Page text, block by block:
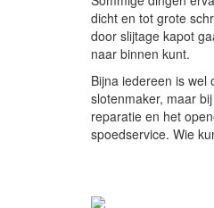
dicht en tot grote
door slijtage kapot
naar binnen kunt.
Bijna iedereen is wel
slotenmaker, maar
reparatie en het
spoedservice. Wie